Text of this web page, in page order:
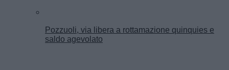
Pozzuoli, via libera a rottamazione quinquies e
saldo agevolato